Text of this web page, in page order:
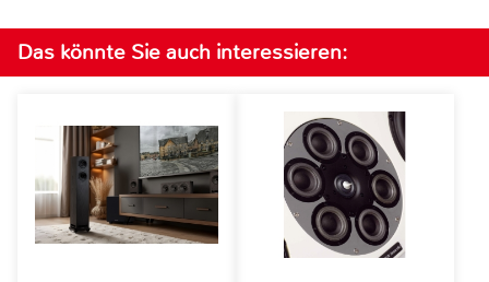
Das könnte Sie auch interessieren: